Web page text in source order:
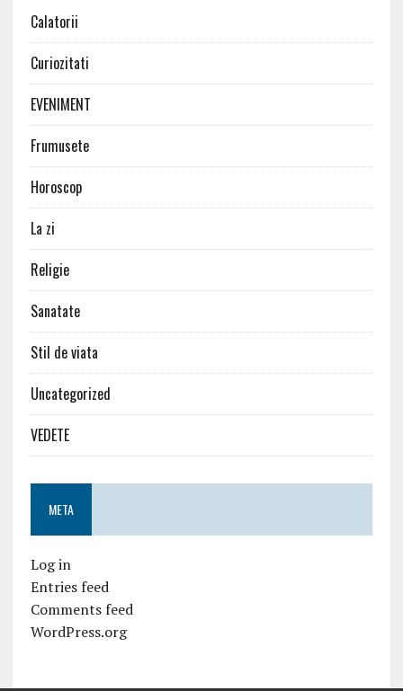
Calatorii
Curiozitati
EVENIMENT
Frumusete
Horoscop
La zi
Religie
Sanatate
Stil de viata
Uncategorized
VEDETE
META
Log in
Entries feed
Comments feed
WordPress.org